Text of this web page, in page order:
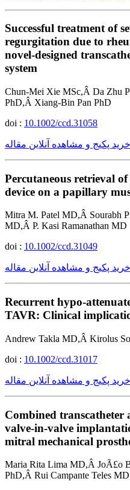
Successful treatment of
regurgitation due to
novel-designed
system
Chun-Mei Xie MSc,Â Da Zhu
PhD,Â Xiang-Bin Pan PhD
doi : 10.1002/ccd.31058
خرید پکیج و مشاهده آنلاین مقاله
Percutaneous retrieval
device on a papillary
Mitra M. Patel MD,Â Sourabh
MD,Â P. Kasi Ramanathan MD
doi : 10.1002/ccd.31049
خرید پکیج و مشاهده آنلاین مقاله
Recurrent hypo-
TAVR: Clinical
Andrew Takla MD,Â Kirolus
doi : 10.1002/ccd.31017
خرید پکیج و مشاهده آنلاین مقاله
Combined
valve-in-valve
mitral mechanical
Maria Rita Lima MD,Â JoÃ£o
PhD,Â Rui Campante Teles